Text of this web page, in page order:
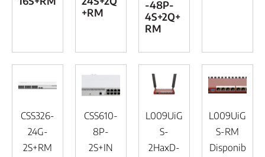
+RM
-48P-
4S+2Q+
RM
CSS326-
24G-
2S+RM
CSS610-
8P-
2S+IN
L009UiG
S-
2HaxD-
L009UiG
S-RM
Disponib